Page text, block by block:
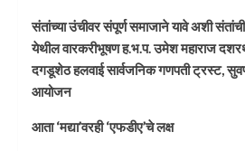
संतांच्या उंचीवर संपूर्ण समाजाने यावे अशी
येथील वारकरीभूषण ह.भ.प. उमेश महाराज
दगडूशेठ हलवाई सार्वजनिक गणपती ट्रस्ट,
आयोजन
आता ‘मद्या’वरही ‘एफडीए’चे लक्ष